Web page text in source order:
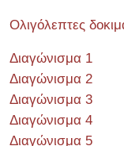
Ολιγόλεπτες
Διαγώνισμα 1
Διαγώνισμα 2
Διαγώνισμα 3
Διαγώνισμα 4
Διαγώνισμα 5